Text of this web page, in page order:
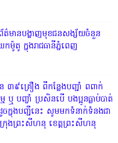
ព័ត៌មានបង្ហាញមុខជនសង្ស័យចំនួន
ម៉ូតូ ក្នុងរាជធានីភ្នំពេញ
៣៩គ្រឿង ពីកន្លែងបញ្ជាំ ពពាក់
បញ្ចាំ ប្រសិនបើ បងប្អូនធ្លាប់បាត់
ក្នុងបញ្ជីនេះ សូមមកទំនាក់ទំនងជា
ក្រុងព្រះសីហនុ ខេត្តព្រះសីហនុ